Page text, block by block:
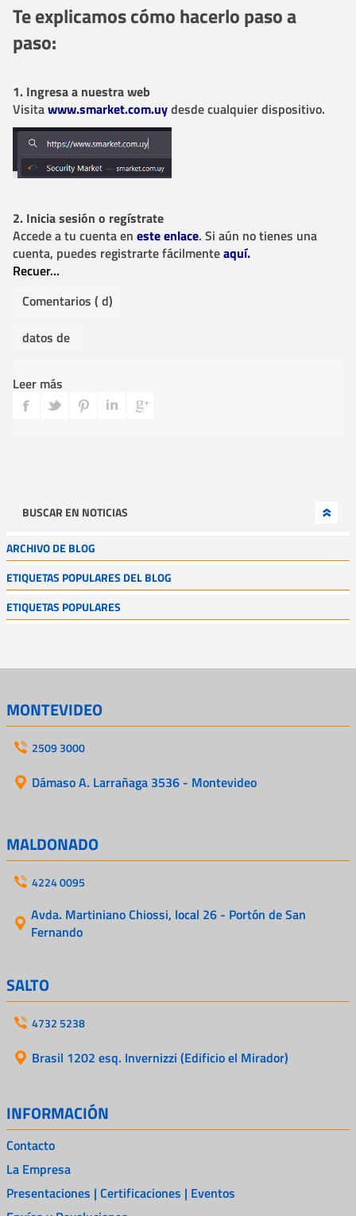
Te explicamos cómo hacerlo paso a
paso:
1. Ingresa a nuestra web
Visitawww.smarket.com.uydesde cualquier dispositivo.
2. Inicia sesión o regístrate
Accede a tu cuenta en este enlace. Si aún no tienes una
cuenta, puedes registrarte fácilmenteaquí.
Recuer...
Comentarios ( d)
datos de
Leer más
BUSCAR EN NOTICIAS
ARCHIVO DE BLOG
ETIQUETAS POPULARES DEL BLOG
ETIQUETAS POPULARES
MONTEVIDEO
2509 3000
Dámaso A. Larrañaga 3536 - Montevideo
MALDONADO
4224 0095
Avda. Martiniano Chiossi, local 26 - Portón de San
Fernando
SALTO
4732 5238
Brasil 1202 esq. Invernizzi (Edificio el Mirador)
INFORMACIÓN
Contacto
La Empresa
Presentaciones | Certificaciones | Eventos